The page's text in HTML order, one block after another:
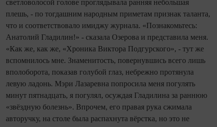
светловолосой голове проглядывала ранняя небольшая
плешь, - по тогдашним народным приметам признак таланта,
что и соответствовало имиджу журнала. «Познакомьтесь:
Анатолий Гладилин!» - сказала Озерова и представила меня.
«Как же, как же, «Хроника Виктора Подгурского», - тут же
вспомнилось мне. Знаменитость, повернувшись всего лишь
вполоборота, показав голубой глаз, небрежно протянула
левую ладонь. Мэри Лазаревна попросила меня погулять
минут пятнадцать, я погулял, осуждая Гладилина за раннюю
«звёздную болезнь». Впрочем, его правая рука сжимала
авторучку, на столе была распахнута вёрстка, но это не